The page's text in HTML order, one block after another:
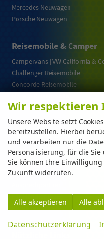
Mercedes Neuwagen
Porsche Neuwagen
Reisemobile & Camper
Campervans | VW California &
Challenger Reisemobile
Concorde Reisemobile
Phoenix Reisemobile
Automarkt Dinser
Über uns
Jobs & Karriere
Kontakt
Für Händler (B2B)
Impressum
Wir respektieren
Unsere Website setzt
bereitzustellen. Hierbei
und verarbeiten nur die
Personalisierung, für die
Sie können Ihre
Zukunft widerrufen.
Alle akzeptieren Alle
Datenschutzerklärung